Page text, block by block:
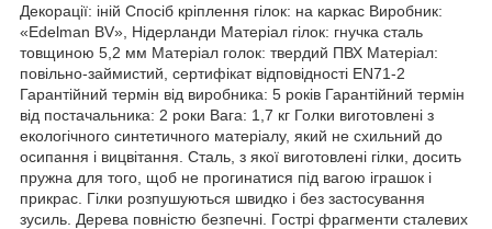
Декорації: іній Спосіб кріплення гілок: на каркас Виробник:
«Edelman BV», Нідерланди Матеріал гілок: гнучка сталь
товщиною 5,2 мм Матеріал голок: твердий ПВХ Матеріал:
повільно-займистий, сертифікат відповідності EN71-2
Гарантійний термін від виробника: 5 років Гарантійний термін
від постачальника: 2 роки Вага: 1,7 кг Голки виготовлені з
екологічного синтетичного матеріалу, який не схильний до
осипання і вицвітання. Сталь, з якої виготовлені гілки, досить
пружна для того, щоб не прогинатися під вагою іграшок і
прикрас. Гілки розпушуються швидко і без застосування
зусиль. Дерева повністю безпечні. Гострі фрагменти сталевих